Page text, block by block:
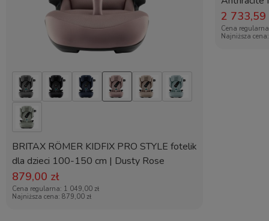
Montaż spacerówki tyłem i
tak
fotelika
Możliwość składania
gondoli
Panoramiczna wentylacja w
gondoli
Regulacja rączki
BRITAX RÖMER KIDFIX PRO STYLE fotelik
dla dzieci 100-150 cm | Dusty Rose
879,00 zł
Cena regularna: 1 049,00 zł
Najniższa cena: 879,00 zł
2 733,59
Cena
Najniższa